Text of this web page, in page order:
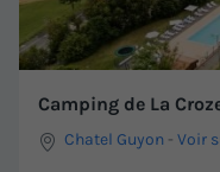
Camping de La
Chatel Guyon -Voir